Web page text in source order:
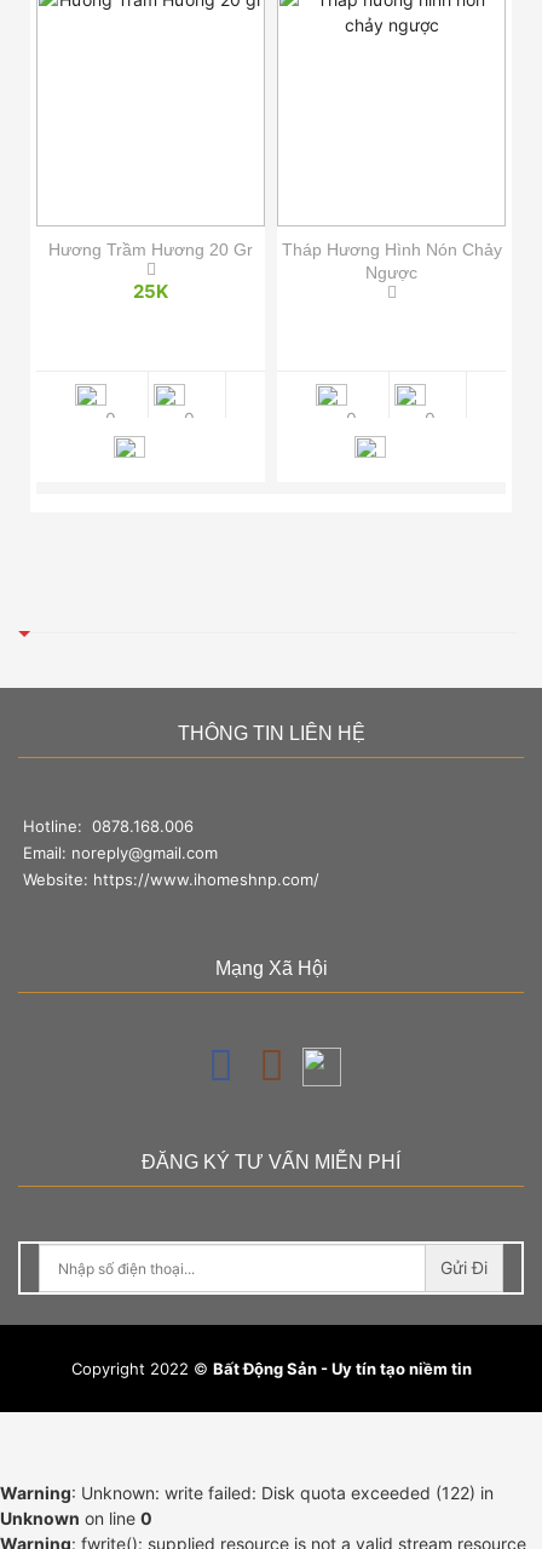
Hương Trầm Hương 20 Gr
25K
0 0
Tháp Hương Hình Nón Chảy
Ngược
0 0
THÔNG TIN LIÊN HỆ
Hotline: 0878.168.006
Email: noreply@gmail.com
Website: https://www.ihomeshnp.com/
Mạng Xã Hội
ĐĂNG KÝ TƯ VẤN MIỄN PHÍ
Gửi Đi
Copyright 2022 © Bất Động Sản - Uy tín tạo niềm tin
Warning: Unknown: write failed: Disk quota exceeded (122) in
Unknown on line 0
Warning: fwrite(): supplied resource is not a valid stream resource